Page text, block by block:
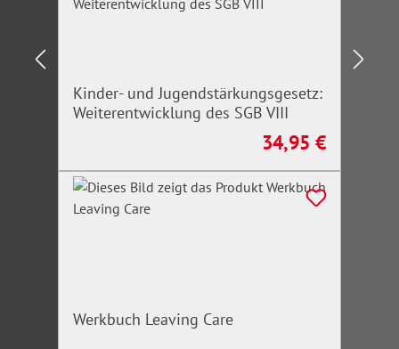
Kinder- und Jugendstärkungsgesetz:
Weiterentwicklung des SGB VIII
Regulärer Preis:
34,95 €
Werkbuch Leaving Care